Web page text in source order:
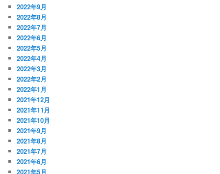
2022年9月
2022年8月
2022年7月
2022年6月
2022年5月
2022年4月
2022年3月
2022年2月
2022年1月
2021年12月
2021年11月
2021年10月
2021年9月
2021年8月
2021年7月
2021年6月
2021年5月